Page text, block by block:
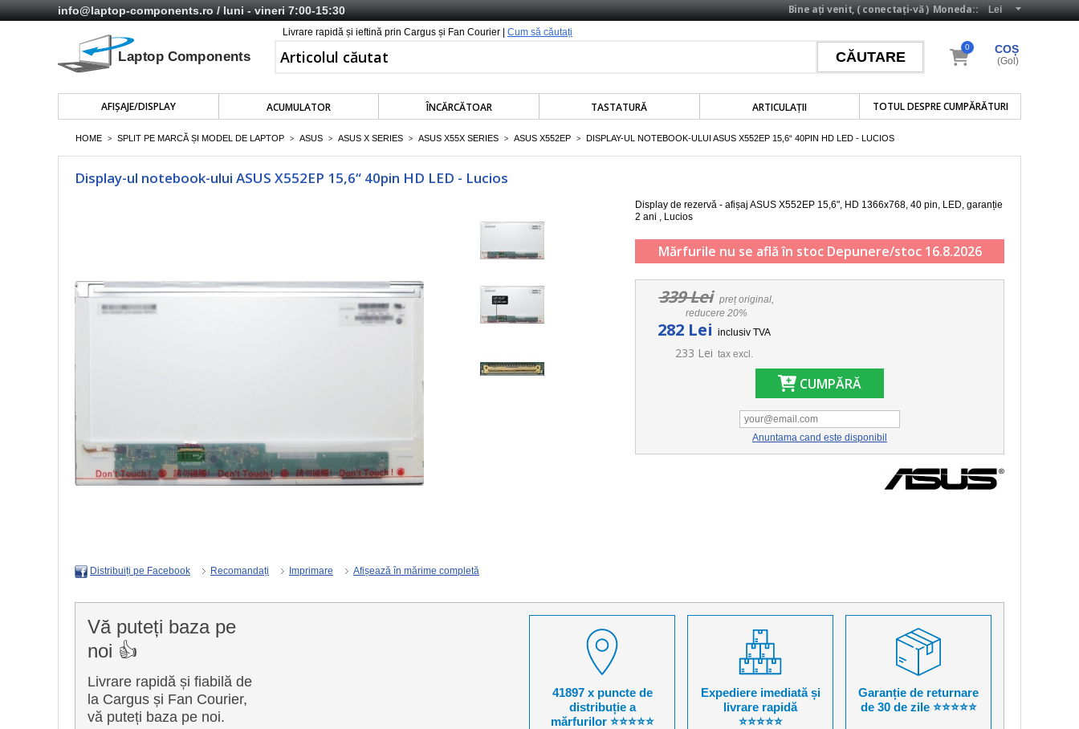
info@laptop-components.ro/ luni - vineri 7:00-15:30 Moneda::
Bine ați venit, (conectați-vă)
Livrare rapidă și ieftină prin Cargus și Fan Courier | Cum să căutați
AFIŞAJE/DISPLAY ACUMULATOR ÎNCĂRCĂTOAR TASTATURĂ ARTICULAŢII TOTUL DESPRE CUMPĂRĂTURI
COȘ
0
(Gol)
HOME > SPLIT PE MARCĂ ȘI MODEL DE LAPTOP > ASUS > ASUS X SERIES > ASUS X55X SERIES > ASUS X552EP > DISPLAY-UL NOTEBOOK-ULUI ASUS X552EP 15,6“ 40PIN HD LED - LUCIOS
Display-ul notebook-ului ASUS X552EP 15,6“ 40pin HD LED - Lucios
Display de rezervă - afișaj ASUS X552EP 15,6", HD 1366x768, 40 pin, LED, garanție
2 ani , Lucios
Mărfurile nu se află în stoc Depunere/stoc 16.8.2026
339 Lei
preț original,
reducere 20%
282 Lei inclusiv TVA
233 Lei tax excl.
CUMPĂRĂ
Anuntama cand este disponibil
Distribuiți pe Facebook Recomandați Imprimare Afișează în mărime completă
Vă puteți baza pe
noi 👍
Livrare rapidă și fiabilă de
la Cargus și Fan Courier,
vă puteți baza pe noi.
41897 x puncte de
distribuție a
mărfurilor ⭐⭐⭐⭐⭐
Expediere imediată și
livrare rapidă
⭐⭐⭐⭐⭐
Garanție de returnare
de 30 de zile ⭐⭐⭐⭐⭐